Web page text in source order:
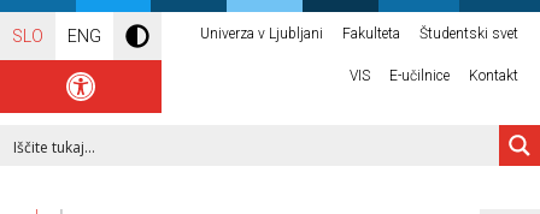
SLO ENG Univerza v Ljubljani Fakulteta Študentski svet
VIS E-učilnice Kontakt